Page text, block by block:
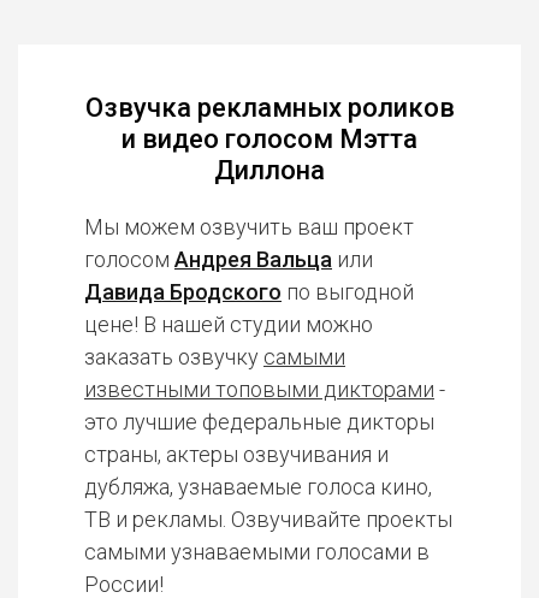
Озвучка рекламных роликов
и видео голосом Мэтта
Диллона
Мы можем озвучить ваш проект
голосом Андрея Вальца или
Давида Бродского по выгодной
цене! В нашей студии можно
заказать озвучку самыми
известными топовыми дикторами -
это лучшие федеральные дикторы
страны, актеры озвучивания и
дубляжа, узнаваемые голоса кино,
ТВ и рекламы. Озвучивайте проекты
самыми узнаваемыми голосами в
России!